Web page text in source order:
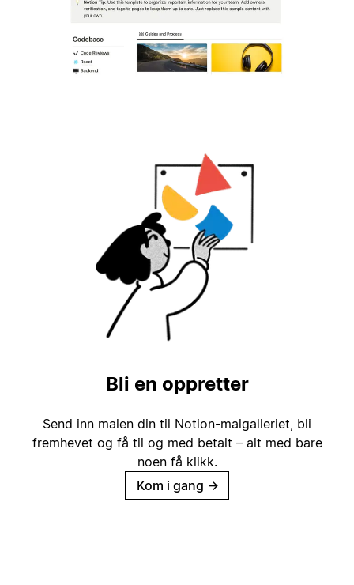
Bli en oppretter
Send inn malen din til Notion-malgalleriet, bli
fremhevet og få til og med betalt – alt med bare
noen få klikk.
Kom i gang →